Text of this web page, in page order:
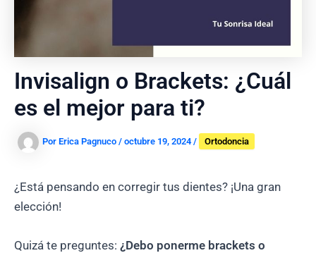
Invisalign o Brackets: ¿Cuál
es el mejor para ti?
Por Erica Pagnuco / octubre 19, 2024/ Ortodoncia
¿Está pensando en corregir tus dientes? ¡Una gran
elección!
Quizá te preguntes: ¿Debo ponerme brackets o